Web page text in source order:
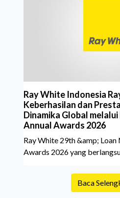
kepemilikan hingga riwaya
Ray White Indonesia
Keberhasilan dan
Dinamika Global
Annual Awards 2026
Ray White 29th &amp;
Awards 2026 yang
menjadi momen istimewa
properti dan keuangan.
Baca